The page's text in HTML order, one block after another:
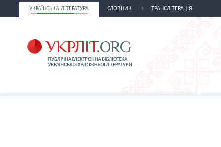
УКРАЇНСЬКА ЛІТЕРАТУРА СЛОВНИК ТРАНСЛІТЕРАЦІЯ